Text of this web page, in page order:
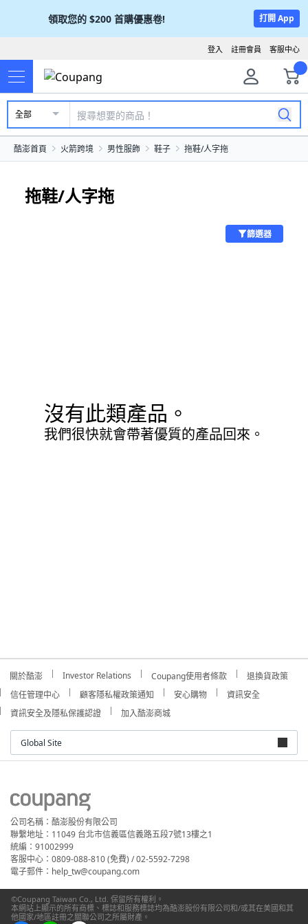
領取您的 $200 首購優惠卷! 打開 App
客服中心
註冊會員
登入
全部
酷澎首頁 火箭跨境 男性服飾 鞋子 拖鞋/人字拖
拖鞋/人字拖
篩選器
沒有此類產品。
我們很快就會帶著優質的產品回來。
關於酷澎 Investor Relations Coupang使用者條款
退換貨政策
信任管理中心
顧客隱私權政策通知 安心購物
資訊安全
資訊安全及隱私保護認證
加入酷澎商城
Global Site
公司名稱：酷澎股份有限公司
聯繫地址：11049 台北市信義區信義路五段7號13樓之1
統編：91002999
客服中心：0809-088-810 (免費) / 02-5592-7298
電子郵件：help_tw@coupang.com
©Coupang Taiwan Co., Ltd. 保留所有權利。
本網站上顯示的所有商標、標誌和服務標誌均為酷澎股份有限公司和/或其在美國和其
他國家/地區註冊之關聯公司之所屬財產。